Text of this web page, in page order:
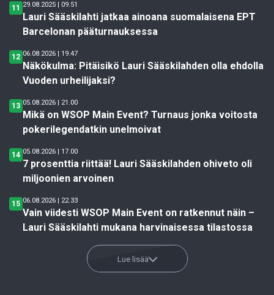
11 29.08.2025 | 09.51
Lauri Sääskilahti jatkaa ainoana suomalaisena EPT
Barcelonan pääturnauksessa
12 06.08.2026 | 19.47
Näkökulma: Pitäisikö Lauri Sääskilahden olla ehdolla
Vuoden urheilijaksi?
13 05.08.2026 | 21.00
Mikä on WSOP Main Event? Turnaus jonka voitosta
pokerilegendatkin unelmoivat
14 05.08.2026 | 17.00
7 prosenttia riittää! Lauri Sääskilahden ohiveto oli
miljoonien arvoinen
15 06.08.2026 | 22.33
Vain viidesti WSOP Main Event on ratkennut näin –
Lauri Sääskilahti mukana harvinaisessa tilastossa
Lue lisää